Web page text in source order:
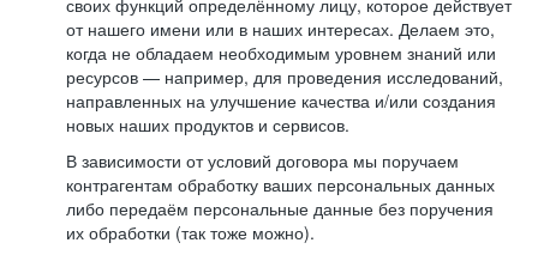
своих функций определённому лицу, которое действует
от нашего имени или в наших интересах. Делаем это,
когда не обладаем необходимым уровнем знаний или
ресурсов — например, для проведения исследований,
направленных на улучшение качества и/или создания
новых наших продуктов и сервисов.
В зависимости от условий договора мы поручаем
контрагентам обработку ваших персональных данных
либо передаём персональные данные без поручения
их обработки (так тоже можно).